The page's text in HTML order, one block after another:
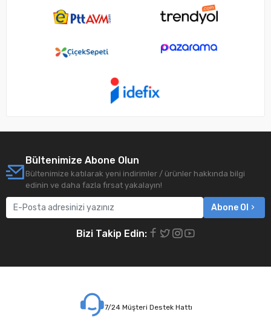
Bültenimize Abone Olun
Bültenimize katılarak yeni indirimler / ürünler hakkında bilgi
edinin ve daha fazla fırsat yakalayın!
Abone Ol
Bizi Takip Edin:
7/24 Müşteri Destek Hattı